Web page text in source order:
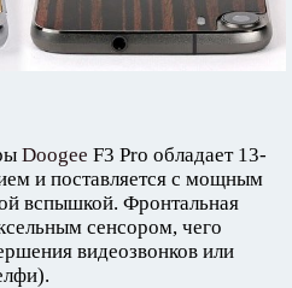
Doogee F3 Pro обладает 13-
и поставляется с мощным
вспышкой. Фронтальная
сенсором, чего
видеозвонков или